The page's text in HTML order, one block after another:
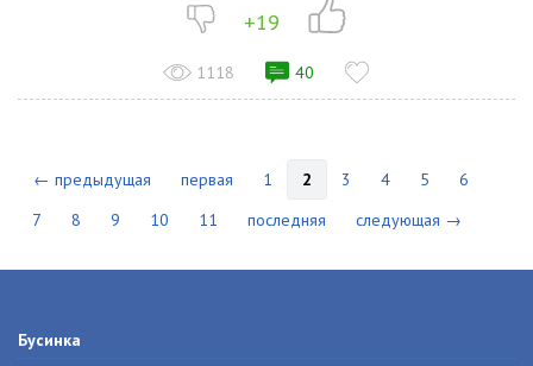
+19
1118 40
← предыдущая первая 1 2 3 4 5
6
7
8 9 10 11 последняя следующая →
Бусинка